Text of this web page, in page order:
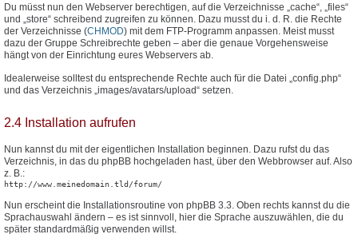
Du müsst nun den Webserver berechtigen, auf die Verzeichnisse „cache“, „files“
und „store“ schreibend zugreifen zu können. Dazu musst du i. d. R. die Rechte
der Verzeichnisse (CHMOD) mit dem FTP-Programm anpassen. Meist musst
dazu der Gruppe Schreibrechte geben – aber die genaue Vorgehensweise
hängt von der Einrichtung eures Webservers ab.
Idealerweise solltest du entsprechende Rechte auch für die Datei „config.php“
und das Verzeichnis „images/avatars/upload“ setzen.
2.4 Installation aufrufen
Nun kannst du mit der eigentlichen Installation beginnen. Dazu rufst du das
Verzeichnis, in das du phpBB hochgeladen hast, über den Webbrowser auf. Also
z. B.:
http://www.meinedomain.tld/forum/
Nun erscheint die Installationsroutine von phpBB 3.3. Oben rechts kannst du die
Sprachauswahl ändern – es ist sinnvoll, hier die Sprache auszuwählen, die du
später standardmäßig verwenden willst.